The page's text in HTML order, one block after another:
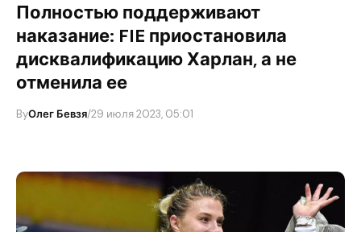
Полностью поддерживают
наказание: FIE приостановила
дисквалификацию Харлан, а не
отменила ее
ByОлег Бевзя/29 июля 2023, 05:01